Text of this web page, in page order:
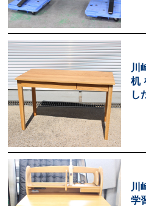
川
机
し
川
学